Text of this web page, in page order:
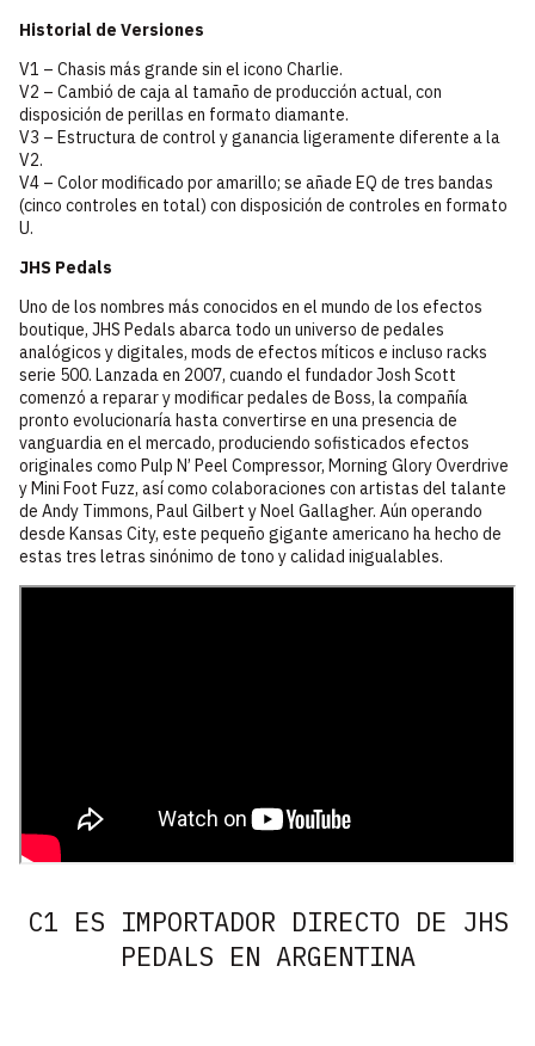
Historial de Versiones
V1 – Chasis más grande sin el icono Charlie.
V2 – Cambió de caja al tamaño de producción actual, con
disposición de perillas en formato diamante.
V3 – Estructura de control y ganancia ligeramente diferente a la
V2.
V4 – Color modificado por amarillo; se añade EQ de tres bandas
(cinco controles en total) con disposición de controles en formato
U.
JHS Pedals
Uno de los nombres más conocidos en el mundo de los efectos
boutique, JHS Pedals abarca todo un universo de pedales
analógicos y digitales, mods de efectos míticos e incluso racks
serie 500. Lanzada en 2007, cuando el fundador Josh Scott
comenzó a reparar y modificar pedales de Boss, la compañía
pronto evolucionaría hasta convertirse en una presencia de
vanguardia en el mercado, produciendo sofisticados efectos
originales como Pulp N’ Peel Compressor, Morning Glory Overdrive
y Mini Foot Fuzz, así como colaboraciones con artistas del talante
de Andy Timmons, Paul Gilbert y Noel Gallagher. Aún operando
desde Kansas City, este pequeño gigante americano ha hecho de
estas tres letras sinónimo de tono y calidad inigualables.
C1 ES IMPORTADOR DIRECTO DE JHS
PEDALS EN ARGENTINA